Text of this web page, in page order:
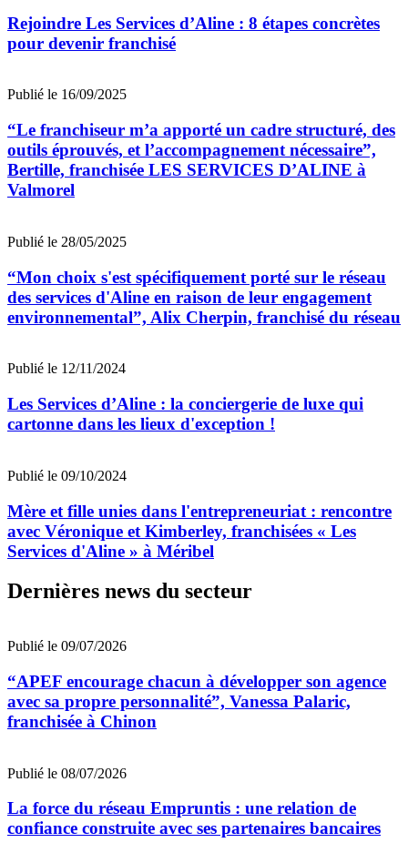
Rejoindre Les Services d’Aline : 8 étapes concrètes
pour devenir franchisé
Publié le 16/09/2025
“Le franchiseur m’a apporté un cadre structuré, des
outils éprouvés, et l’accompagnement nécessaire”,
Bertille, franchisée LES SERVICES D’ALINE à
Valmorel
Publié le 28/05/2025
“Mon choix s'est spécifiquement porté sur le réseau
des services d'Aline en raison de leur engagement
environnemental”, Alix Cherpin, franchisé du réseau
Publié le 12/11/2024
Les Services d’Aline : la conciergerie de luxe qui
cartonne dans les lieux d'exception !
Publié le 09/10/2024
Mère et fille unies dans l'entrepreneuriat : rencontre
avec Véronique et Kimberley, franchisées « Les
Services d'Aline » à Méribel
Dernières news du secteur
Publié le 09/07/2026
“APEF encourage chacun à développer son agence
avec sa propre personnalité”, Vanessa Palaric,
franchisée à Chinon
Publié le 08/07/2026
La force du réseau Empruntis : une relation de
confiance construite avec ses partenaires bancaires